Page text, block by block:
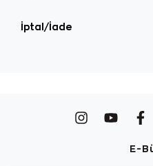
İptal/İade
E-